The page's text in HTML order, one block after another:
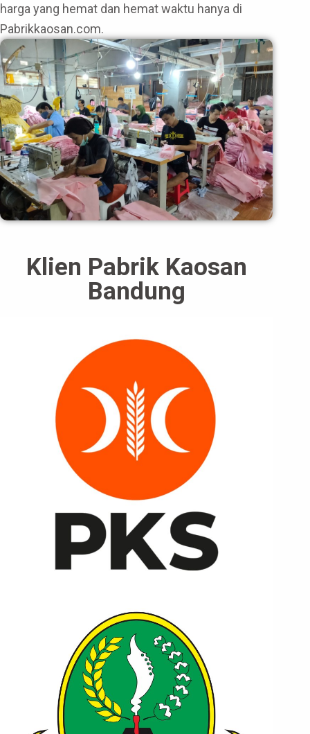
harga yang hemat dan hemat waktu hanya di
Pabrikkaosan.com.
Klien Pabrik Kaosan
Bandung